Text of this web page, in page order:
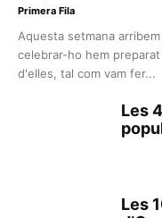
Primera Fila
Aquesta setmana
celebrar-ho hem
d'elles, tal com vam fer...
Les
Les